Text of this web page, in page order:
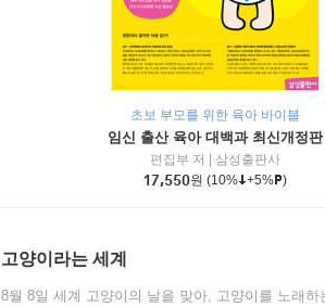
초보 부모를 위한 육아 바이블
임신 출산 육아 대백과 최신개정판
편집부 저
삼성출판사
17,550원 (10% +5% )
고양이라는 세계
8월 8일 세계 고양이의 날을 맞아, 고양이를 노래하